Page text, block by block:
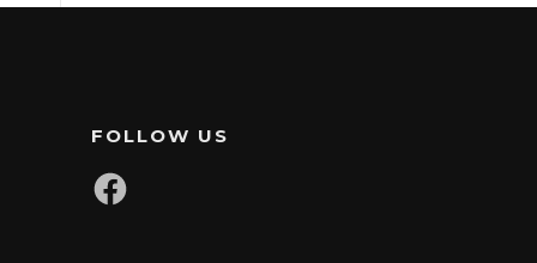
FOLLOW US
Facebook